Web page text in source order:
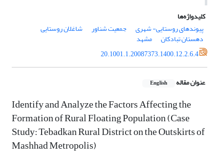
کلیدواژه‌ها
پیوندهای روستایی- شهری
جمعیت شناور شاغلان روستایی
دهستان تبادکان
مشهد
20.1001.1.20087373.1400.12.2.6.4
عنوان مقاله English
Identify and Analyze the Factors Affecting the
Formation of Rural Floating Population (Case
Study: Tebadkan Rural District on the Outskirts of
Mashhad Metropolis)